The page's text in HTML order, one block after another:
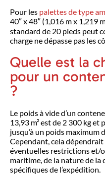
Pour les palettes de type
40″ x 48″ (1,016 m x 1,219
standard de 20 pieds peut
charge ne dépasse pas les
Quelle est la
pour un
?
Le poids à vide d’un
13,93 m² est de 2 300 kg
jusqu’à un poids maximum
Cependant, cela
éventuelles restrictions et/
maritime, de la nature de la
spécifiques de l’expédition.